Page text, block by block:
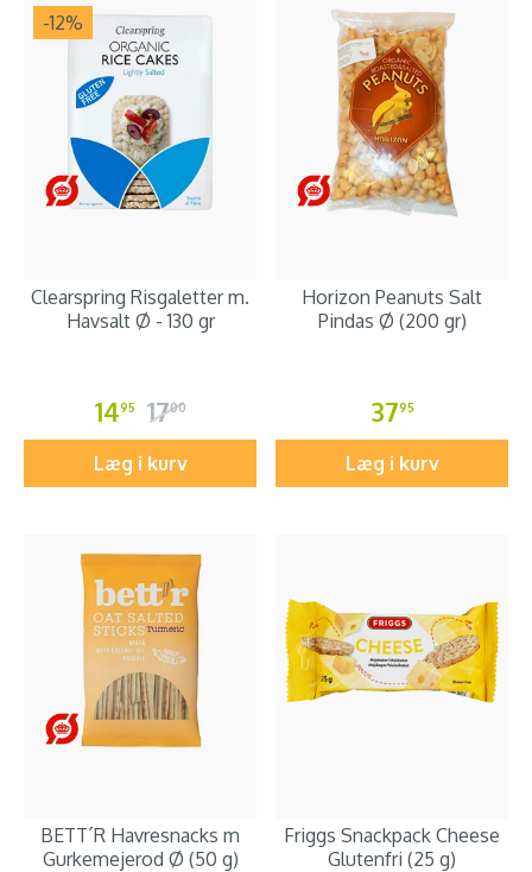
-12%
Clearspring Risgaletter m.
Havsalt Ø - 130 gr
1495 1700
Læg i kurv
Horizon Peanuts Salt
Pindas Ø (200 gr)
3795
Læg i kurv
BETT´R Havresnacks m
Gurkemejerod Ø (50 g)
Friggs Snackpack Cheese
Glutenfri (25 g)